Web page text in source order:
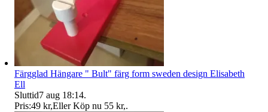
Färgglad Hängare " Bult" färg form sweden design Elisabeth
Ell
Sluttid7 aug 18:14.
Pris:49 kr,Eller Köp nu 55 kr,.